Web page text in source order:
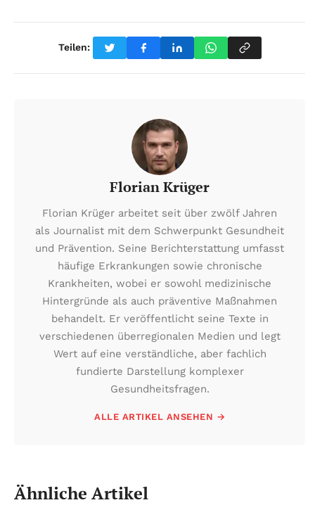
Teilen:
Florian Krüger
Florian Krüger arbeitet seit über zwölf Jahren
als Journalist mit dem Schwerpunkt Gesundheit
und Prävention. Seine Berichterstattung umfasst
häufige Erkrankungen sowie chronische
Krankheiten, wobei er sowohl medizinische
Hintergründe als auch präventive Maßnahmen
behandelt. Er veröffentlicht seine Texte in
verschiedenen überregionalen Medien und legt
Wert auf eine verständliche, aber fachlich
fundierte Darstellung komplexer
Gesundheitsfragen.
ALLE ARTIKEL ANSEHEN →
Ähnliche Artikel